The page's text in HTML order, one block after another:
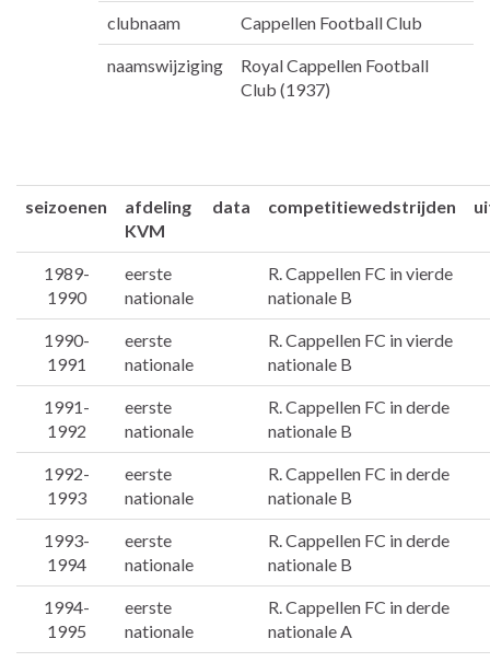
clubnaam Cappellen Football Club
naamswijziging
Royal Cappellen Football
Club (1937)
seizoenen
afdeling
KVM
data competitiewedstrijden
1989-
1990
eerste
nationale
R. Cappellen FC in vierde
nationale B
1990-
1991
eerste
nationale
R. Cappellen FC in vierde
nationale B
1991-
1992
eerste
nationale
R. Cappellen FC in derde
nationale B
1992-
1993
eerste
nationale
R. Cappellen FC in derde
nationale B
1993-
1994
eerste
nationale
R. Cappellen FC in derde
nationale B
1994-
1995
eerste
nationale
R. Cappellen FC in derde
nationale A